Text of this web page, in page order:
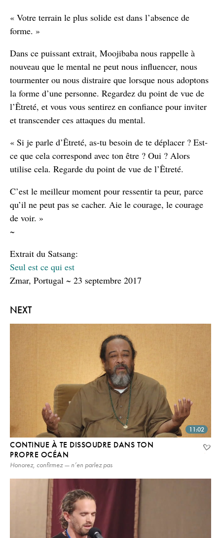
NEXT
11:02
CONTINUE À TE DISSOUDRE DANS TON
PROPRE OCÉAN
Honorez, confirmez — n’en parlez pas
« Votre terrain le plus solide est dans l’absence de
forme. »
Dans ce puissant extrait, Moojibaba nous rappelle à
nouveau que le mental ne peut nous influencer, nous
tourmenter ou nous distraire que lorsque nous adoptons
la forme d’une personne. Regardez du point de vue de
l’Êtreté, et vous vous sentirez en confiance pour inviter
et transcender ces attaques du mental.
« Si je parle d’Êtreté, as-tu besoin de te déplacer ? Est-
ce que cela correspond avec ton être ? Oui ? Alors
utilise cela. Regarde du point de vue de l’Êtreté.
C’est le meilleur moment pour ressentir ta peur, parce
qu’il ne peut pas se cacher. Aie le courage, le courage
de voir. »
~
Extrait du Satsang:
Seul est ce qui est
Zmar, Portugal ~ 23 septembre 2017